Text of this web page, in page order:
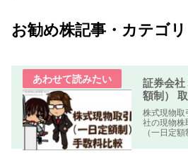
お勧め株記事・カテゴリ
証券会社
額制）
株式現物取
社の現物株
（一日定
れの業者
ン、タブレ